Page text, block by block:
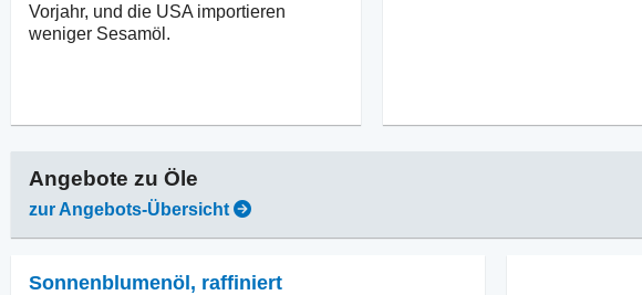
Vorjahr, und die USA importieren
weniger Sesamöl.
Angebote zu Öle
zur Angebots-Übersicht
Sonnenblumenöl, raffiniert